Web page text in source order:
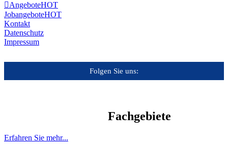
AngeboteHOT
JobangeboteHOT
Kontakt
Datenschutz
Impressum
Folgen Sie uns:
Fachgebiete
Erfahren Sie mehr...